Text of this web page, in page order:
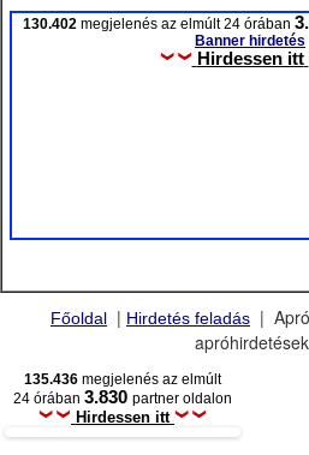
130.402 megjelenés az elmúlt 24 órában
Banner hirdetés
Hirdessen itt
Főoldal | Hirdetés feladás |
apróhirdetések
135.436 megjelenés az elmúlt
24 órában 3.830 partner oldalon
Hirdessen itt